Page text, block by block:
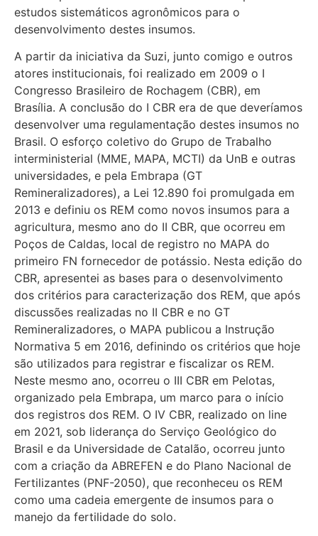
estudos sistemáticos agronômicos para o
desenvolvimento destes insumos.
A partir da iniciativa da Suzi, junto comigo e outros
atores institucionais, foi realizado em 2009 o I
Congresso Brasileiro de Rochagem (CBR), em
Brasília. A conclusão do I CBR era de que deveríamos
desenvolver uma regulamentação destes insumos no
Brasil. O esforço coletivo do Grupo de Trabalho
interministerial (MME, MAPA, MCTI) da UnB e outras
universidades, e pela Embrapa (GT
Remineralizadores), a Lei 12.890 foi promulgada em
2013 e definiu os REM como novos insumos para a
agricultura, mesmo ano do II CBR, que ocorreu em
Poços de Caldas, local de registro no MAPA do
primeiro FN fornecedor de potássio. Nesta edição do
CBR, apresentei as bases para o desenvolvimento
dos critérios para caracterização dos REM, que após
discussões realizadas no II CBR e no GT
Remineralizadores, o MAPA publicou a Instrução
Normativa 5 em 2016, definindo os critérios que hoje
são utilizados para registrar e fiscalizar os REM.
Neste mesmo ano, ocorreu o III CBR em Pelotas,
organizado pela Embrapa, um marco para o início
dos registros dos REM. O IV CBR, realizado on line
em 2021, sob liderança do Serviço Geológico do
Brasil e da Universidade de Catalão, ocorreu junto
com a criação da ABREFEN e do Plano Nacional de
Fertilizantes (PNF-2050), que reconheceu os REM
como uma cadeia emergente de insumos para o
manejo da fertilidade do solo.